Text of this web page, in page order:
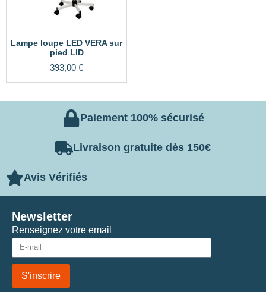
Lampe loupe LED VERA sur
pied LID
393,00 €
Paiement 100% sécurisé
Livraison gratuite dès 150€
Avis Vérifiés
Renseignez votre email
S'inscrire
Newsletter